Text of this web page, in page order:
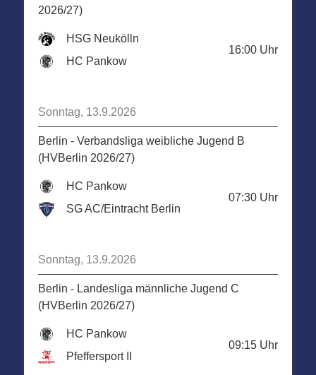
2026/27)
HSG Neukölln
HC Pankow
16:00 Uhr
Sonntag, 13.9.2026
Berlin - Verbandsliga weibliche Jugend B
(HVBerlin 2026/27)
HC Pankow
SG AC/Eintracht Berlin
07:30 Uhr
Sonntag, 13.9.2026
Berlin - Landesliga männliche Jugend C
(HVBerlin 2026/27)
HC Pankow
Pfeffersport II
09:15 Uhr